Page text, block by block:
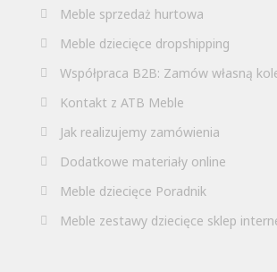
Meble sprzedaż hurtowa
Meble dziecięce dropshipping
Współpraca B2B: Zamów własną
Kontakt z ATB Meble
Jak realizujemy zamówienia
Dodatkowe materiały online
Meble dziecięce Poradnik
Meble zestawy dziecięce sklep